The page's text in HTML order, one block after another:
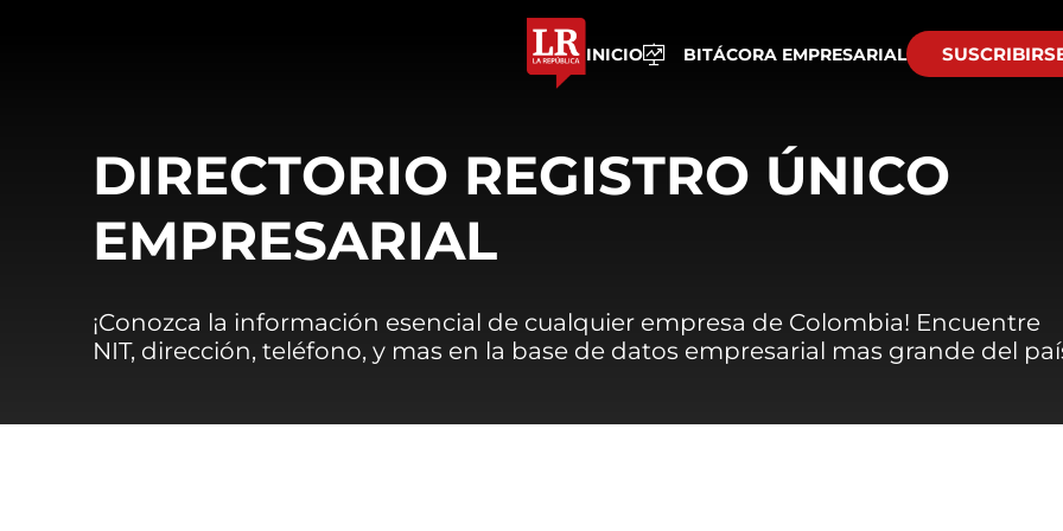
INICIO BITÁCORA EMPRESARIAL
DIRECTORIO REGISTRO ÚNICO
EMPRESARIAL
¡Conozca la información esencial de cualquier empresa de Colombia! Encuentre
NIT, dirección, teléfono, y mas en la base de datos empresarial mas grande del